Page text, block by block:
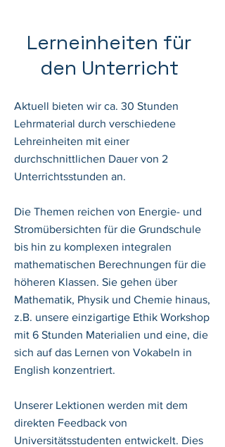
Lerneinheiten für
den Unterricht
Aktuell bieten wir ca. 30 Stunden
Lehrmaterial durch verschiedene
Lehreinheiten mit einer
durchschnittlichen Dauer von 2
Unterrichtsstunden an.
Die Themen reichen von Energie- und
Stromübersichten für die Grundschule
bis hin zu komplexen integralen
mathematischen Berechnungen für die
höheren Klassen. Sie gehen über
Mathematik, Physik und Chemie hinaus,
z.B. unsere einzigartige Ethik Workshop
mit 6 Stunden Materialien und eine, die
sich auf das Lernen von Vokabeln in
English konzentriert.
Unserer Lektionen werden mit dem
direkten Feedback von
Universitätsstudenten entwickelt. Dies